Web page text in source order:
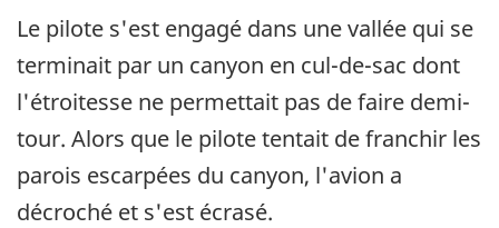
Le pilote s'est engagé dans une vallée qui se
terminait par un canyon en cul-de-sac dont
l'étroitesse ne permettait pas de faire demi-
tour. Alors que le pilote tentait de franchir les
parois escarpées du canyon, l'avion a
décroché et s'est écrasé.